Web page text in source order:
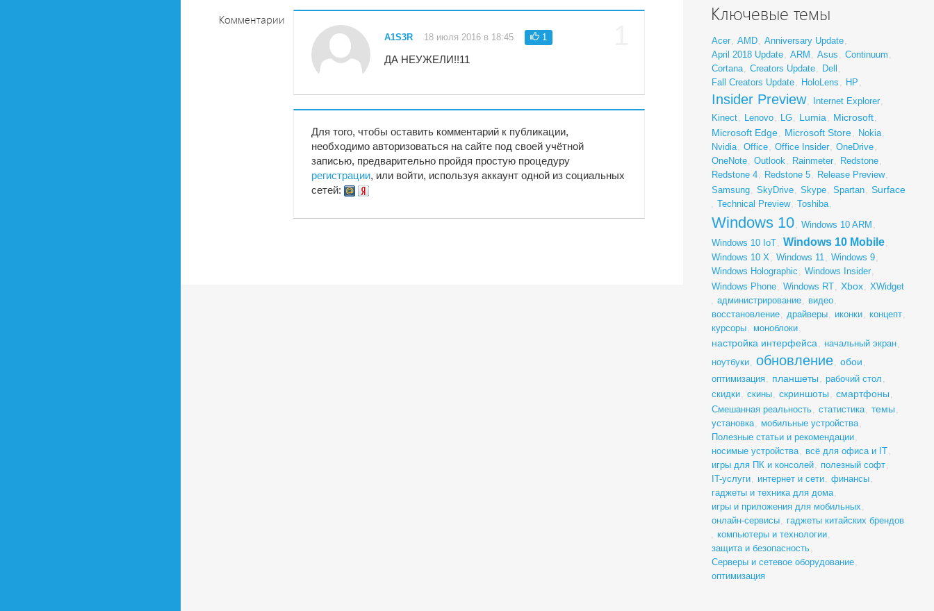
Комментарии
A1S3R 18 июля 2016 в 18:45 1
ДА НЕУЖЕЛИ!!11
Для того, чтобы оставить комментарий к публикации,
необходимо авторизоваться на сайте под своей учётной
записью, предварительно пройдя простую процедуру
регистрации, или войти, используя аккаунт одной из социальных
сетей:
Ключевые темы
Acer, AMD, Anniversary Update,
April 2018 Update, ARM , Asus , Continuum ,
Cortana, Creators Update, Dell ,
Fall Creators Update, HoloLens , HP ,
Insider Preview, Internet Explorer,
Kinect, Lenovo, LG, Lumia, Microsoft,
Microsoft Edge, Microsoft Store, Nokia,
Nvidia, Office, Office Insider, OneDrive,
OneNote, Outlook, Rainmeter, Redstone,
Redstone 4, Redstone 5, Release Preview,
Samsung, SkyDrive, Skype, Spartan, Surface
, Technical Preview, Toshiba,
Windows 10, Windows 10 ARM ,
Windows 10 IoT, Windows 10 Mobile,
Windows 10 X, Windows 11, Windows 9,
Windows Holographic , Windows Insider,
Windows Phone, Windows RT, Xbox, XWidget
, администрирование, видео,
восстановление, драйверы, иконки, концепт,
курсоры, моноблоки,
настройка интерфейса, начальный экран,
ноутбуки, обновление, обои ,
оптимизация, планшеты , рабочий стол ,
скидки, скины, скриншоты , смартфоны ,
Смешанная реальность, статистика, темы ,
установка, мобильные устройства,
Полезные статьи и рекомендации,
носимые устройства, всё для офиса и IT,
игры для ПК и консолей, полезный софт,
IT-услуги, интернет и сети, финансы,
гаджеты и техника для дома,
игры и приложения для мобильных ,
онлайн-сервисы, гаджеты китайских брендов
, компьютеры и технологии,
защита и безопасность,
Серверы и сетевое оборудование,
оптимизация